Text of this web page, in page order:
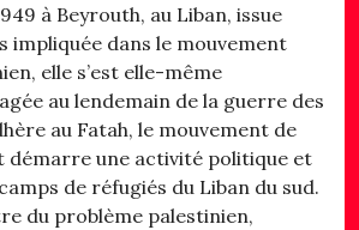
à Beyrouth, au Liban, issue
impliquée dans le mouvement
elle s’est elle-même
au lendemain de la guerre des
au Fatah, le mouvement de
démarre une activité politique et
de réfugiés du Liban du sud.
du problème palestinien,